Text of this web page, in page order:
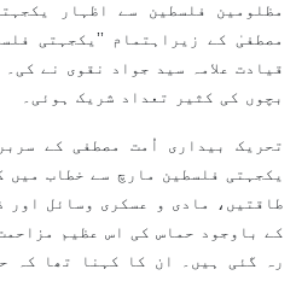
مظلومین فلسطین سے اظہار
مصطفیٰ کے زیراہتمام ’’یکجہتی
قیادت علامہ سید جواد نقوی نے
بچوں کی کثیر تعداد شریک ہوئی۔
تحریک بیداری اُمت مصطفی کے
یکجہتی فلسطین مارچ سے خطاب میں
طاقتیں، مادی و عسکری وسائل اور
کے باوجود حماس کی اس عظیم
رہ گئی ہیں۔ ان کا کہنا تھا کہ